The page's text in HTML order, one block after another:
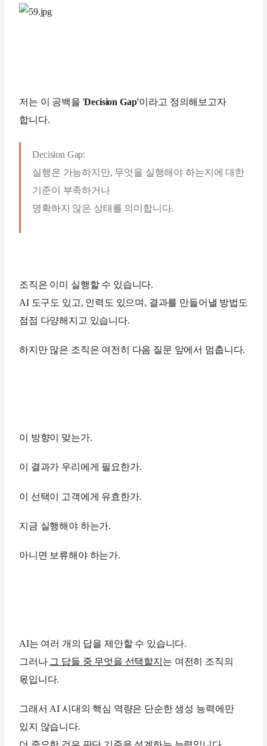
저는 이 공백을 'Decision Gap'이라고 정의해보고자
합니다.
Decision Gap:
실행은 가능하지만, 무엇을 실행해야 하는지에 대한
기준이 부족하거나
명확하지 않은 상태를 의미합니다.
조직은 이미 실행할 수 있습니다.
AI 도구도 있고, 인력도 있으며, 결과를 만들어낼 방법도
점점 다양해지고 있습니다.
하지만 많은 조직은 여전히 다음 질문 앞에서 멈춥니다.
이 방향이 맞는가.
이 결과가 우리에게 필요한가.
이 선택이 고객에게 유효한가.
지금 실행해야 하는가.
아니면 보류해야 하는가.
AI는 여러 개의 답을 제안할 수 있습니다.
그러나 그 답들 중 무엇을 선택할지 는 여전히 조직의
몫입니다.
그래서 AI 시대의 핵심 역량은 단순한 생성 능력에만
있지 않습니다.